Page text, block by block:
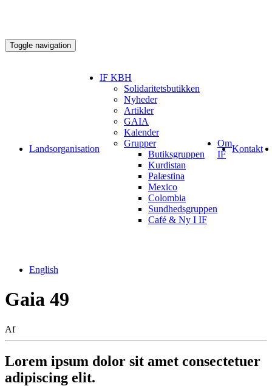
Toggle navigation
Landsorganisation
IF KBH
Solidaritetsbutikken
Nyheder
Artikler
GAIA
Kalender
Grupper
Butiksgruppen
Kurdistan
Palæstina
Mexico
Colombia
Sundhedsgruppen
Café & Ny I IF
Om
IF
Kontakt
English
Gaia 49
Af
Lorem ipsum dolor sit amet consectetuer
adipiscing elit.